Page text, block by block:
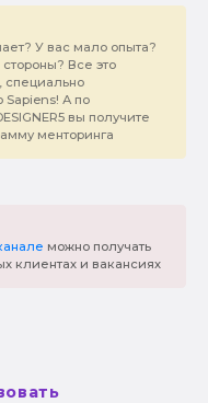
У вас мало опыта?
Все это
специально
Sapiens! А по
вы получите
менторинга
можно получать
клиентах и вакансиях